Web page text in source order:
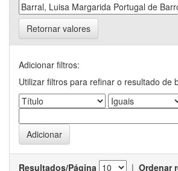
Retornar valores
Adicionar filtros:
Utilizar filtros para refinar o resultado de
Resultados/Página | Ordenar